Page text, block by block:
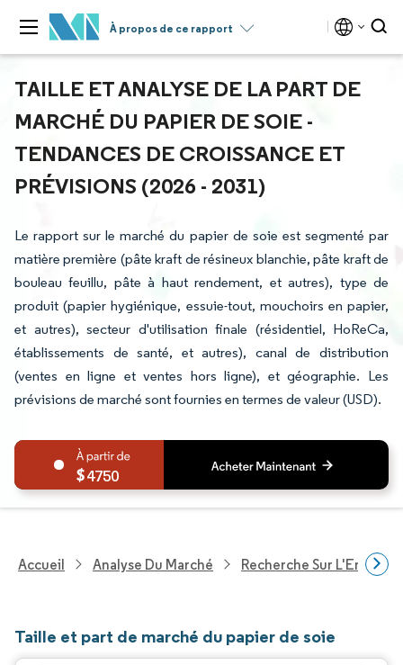
À propos de ce rapport
TAILLE ET ANALYSE DE LA PART DE
MARCHÉ DU PAPIER DE SOIE -
TENDANCES DE CROISSANCE ET
PRÉVISIONS (2026 - 2031)
Le rapport sur le marché du papier de soie est segmenté par
matière première (pâte kraft de résineux blanchie, pâte kraft de
bouleau feuillu, pâte à haut rendement, et autres), type de
produit (papier hygiénique, essuie-tout, mouchoirs en papier,
et autres), secteur d'utilisation finale (résidentiel, HoReCa,
établissements de santé, et autres), canal de distribution
(ventes en ligne et ventes hors ligne), et géographie. Les
prévisions de marché sont fournies en termes de valeur (USD).
4750
Accueil Analyse Du Marché Recherche Sur
Taille et part de marché du papier de soie